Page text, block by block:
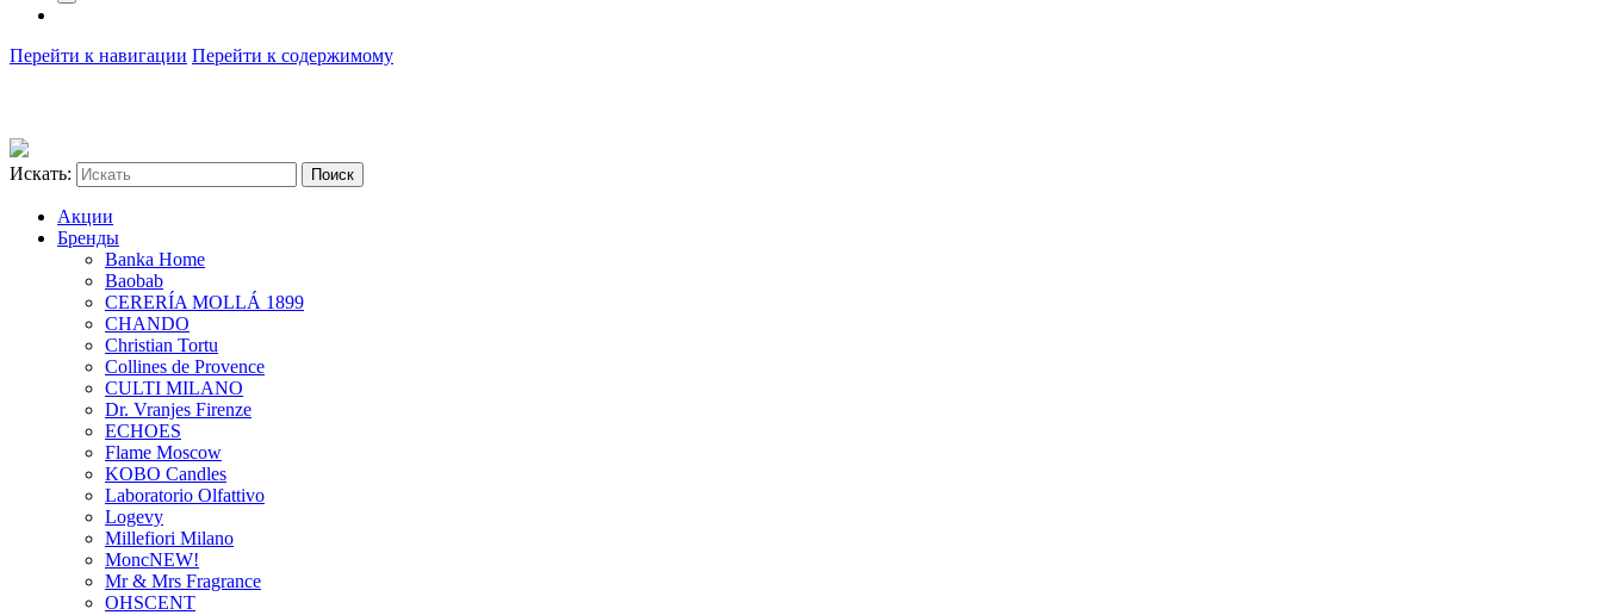
Перейти к навигации Перейти к содержимому
Искать:
Акции
Бренды
Banka Home
Baobab
CERERÍA MOLLÁ 1899
CHANDO
Christian Tortu
Collines de Provence
CULTI MILANO
Dr. Vranjes Firenze
ECHOES
Flame Moscow
KOBO Candles
Laboratorio Olfattivo
Logevy
Millefiori Milano
MoncNEW!
Mr & Mrs Fragrance
OHSCENT